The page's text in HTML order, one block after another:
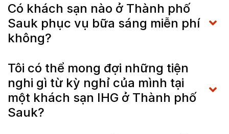
Có khách sạn nào ở Thành phố
Sauk phục vụ bữa sáng miễn phí
không?
Tôi có thể mong đợi những tiện
nghi gì từ kỳ nghỉ của mình tại
một khách sạn IHG ở Thành phố
Sauk?